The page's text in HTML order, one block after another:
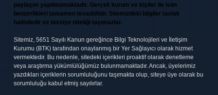
paylaşım yapılmamaktadır. Gerçek kurum ve kişiler ile isim
benzerlikleri tamamen tesadüfidir. Sitemizdeki bilgiler taslak
halindedir ve tavsiye niteliği taşımazlar.
Sitemiz, 5651 Sayılı Kanun gereğince Bilgi Teknolojileri ve İletişim
Kurumu (BTK) tarafından onaylanmış bir Yer Sağlayıcı olarak hizmet
vermektedir. Bu nedenle, sitedeki içerikleri proaktif olarak denetleme
veya araştırma yükümlülüğümüz bulunmamaktadır. Ancak, üyelerimiz
yazdıkları içeriklerin sorumluluğunu taşımakta olup, siteye üye olarak bu
sorumluluğu kabul etmiş sayılırlar.